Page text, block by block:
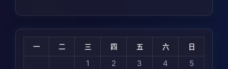
一 二 三 四 五 六 日
1 2 3 4
5